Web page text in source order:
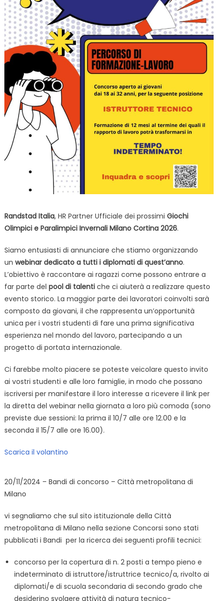
Randstad Italia, HR Partner Ufficiale dei prossimi Giochi
Olimpici e Paralimpici Invernali Milano Cortina 2026.
Siamo entusiasti di annunciare che stiamo organizzando
un webinar dedicato a tutti i diplomati di quest’anno.
L’obiettivo è raccontare ai ragazzi come possono entrare a
far parte del pool di talentiche ci aiuterà a realizzare questo
evento storico. La maggior parte dei lavoratori coinvolti sarà
composto da giovani, il che rappresenta un’opportunità
unica per i vostri studenti di fare una prima significativa
esperienza nel mondo del lavoro, partecipando a un
progetto di portata internazionale.
Ci farebbe molto piacere se poteste veicolare questo invito
ai vostri studenti e alle loro famiglie, in modo che possano
iscriversi per manifestare il loro interesse a ricevere il link per
la diretta del webinar nella giornata a loro più comoda (sono
previste due sessioni: la prima il 10/7 alle ore 12.00 e la
seconda il 15/7 alle ore 16.00).
Scarica il volantino
20/11/2024 – Bandi di concorso – Città metropolitana di
Milano
vi segnaliamo che sul sito istituzionale della Città
metropolitana di Milano nella sezione Concorsi sono stati
pubblicati i Bandi per la ricerca dei seguenti profili tecnici:
concorso per la copertura di n. 2 posti a tempo pieno e
indeterminato di istruttore/istruttrice tecnico/a, rivolto ai
diplomati/e di scuola secondaria di secondo grado che
desiderino svolgere attività di natura tecnico-